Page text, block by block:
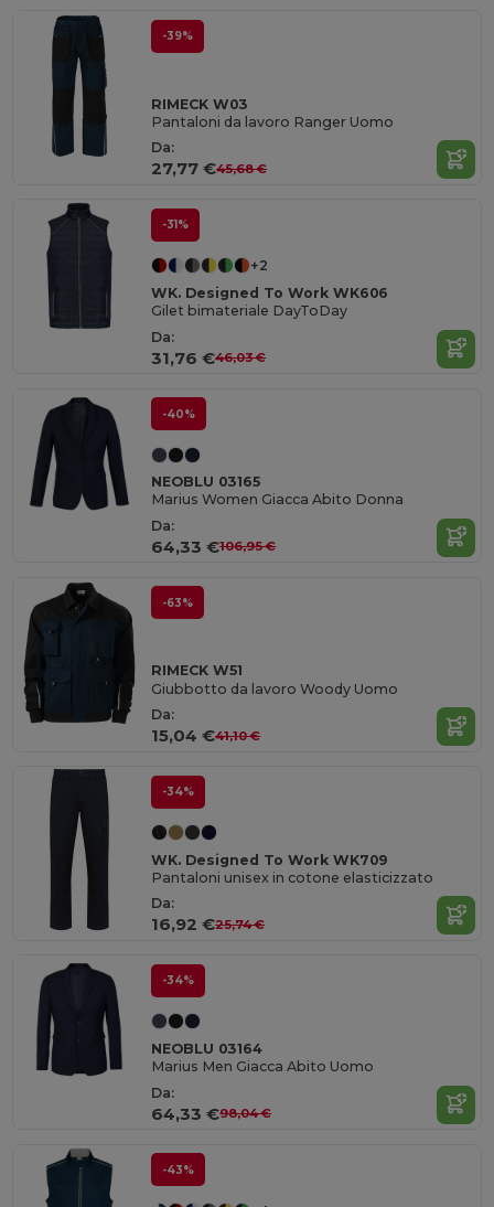
-39%
RIMECK W03
Pantaloni da lavoro Ranger Uomo
Da:
27,77 €45,68 €
-31%
+2
WK. Designed To Work WK606
Gilet bimateriale DayToDay
Da:
31,76 €46,03 €
-40%
NEOBLU 03165
Marius Women Giacca Abito Donna
Da:
64,33 €106,95 €
-63%
RIMECK W51
Giubbotto da lavoro Woody Uomo
Da:
15,04 €41,10 €
-34%
WK. Designed To Work WK709
Pantaloni unisex in cotone elasticizzato
Da:
16,92 €25,74 €
-34%
NEOBLU 03164
Marius Men Giacca Abito Uomo
Da:
64,33 €98,04 €
-43%